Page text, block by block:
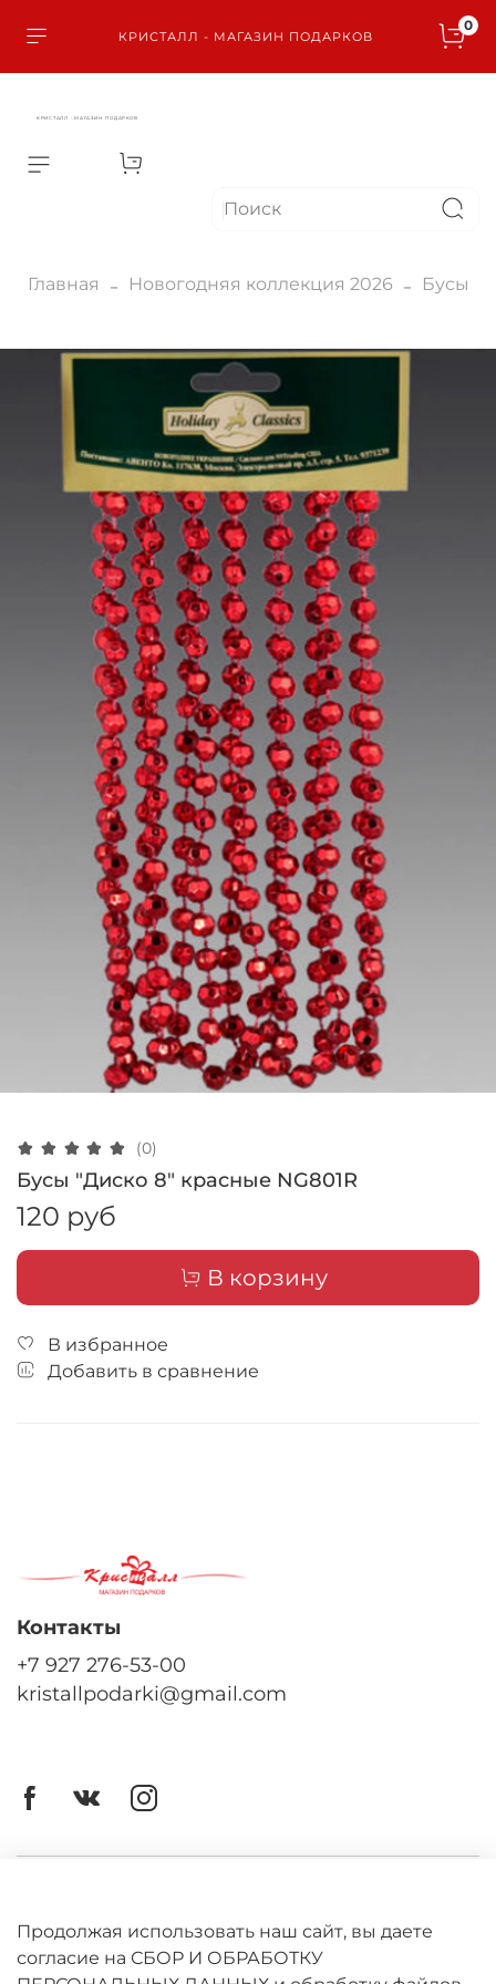
КРИСТАЛЛ - МАГАЗИН ПОДАРКОВ
0
КРИСТАЛЛ - МАГАЗИН ПОДАРКОВ
Главная Новогодняя коллекция 2026 Бусы
(0)
Бусы "Диско 8" красные NG801R
120 руб
В корзину
В избранное
Добавить в сравнение
Оферта
Политика конфиденциальности
Контакты
+7 927 276-53-00
kristallpodarki@gmail.com
Продолжая использовать наш сайт, вы даете
согласие на СБОР И ОБРАБОТКУ